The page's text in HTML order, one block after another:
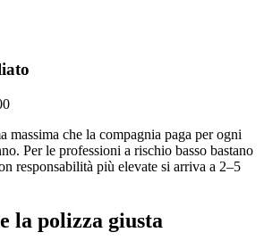
massima che la compagnia paga per ogni
Per le professioni a rischio basso bastano
responsabilità più elevate si arriva a 2–5
la polizza giusta